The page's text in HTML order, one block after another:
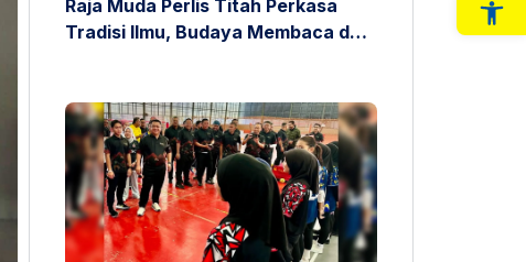
Raja Muda Perlis Titah Perkasa
Tradisi Ilmu, Budaya Membaca dan